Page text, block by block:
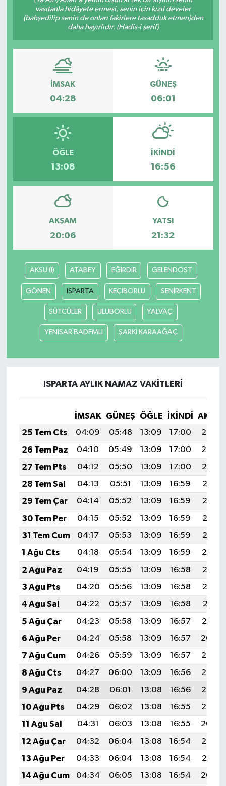
vasıtanla hidâyete ermesi, senin için kızıl develer
(bahşedilip senin de onları fakirlere tasadduk etmen)den
daha hayırlıdır. (Hadis-i şerif)
İMSAK
04:28
GÜNEŞ
06:01
ÖĞLE
13:08
İKINDI
16:56
AKŞAM
20:06
YATSI
21:32
AKSU (I) ATABEY EĞİRDİR GELENDOST
GÖNEN ISPARTA KEÇİBORLU SENİRKENT
SÜTCÜLER ULUBORLU YALVAÇ
YENİSAR BADEMLİ ŞARKİ KARAAĞAÇ
ISPARTA AYLIK NAMAZ VAKITLERI
İMSAK GÜNEŞ ÖĞLE İKINDI
25 Tem Cts
04:09 05:48 13:09 17:00
20:20
26 Tem Paz
04:10 05:49 13:09 17:00
20:20
27 Tem Pts
04:12 05:50 13:09 17:00
20:19
28 Tem Sal
04:13 05:51 13:09 16:59
20:18
29 Tem Çar
04:14 05:52 13:09 16:59
20:17
30 Tem Per
04:15 05:52 13:09 16:59
20:16
31 Tem Cum
04:17 05:53 13:09 16:59
20:15
1 Ağu Cts
04:18 05:54 13:09 16:59
20:14
2 Ağu Paz
04:19 05:55 13:09 16:58
20:13
3 Ağu Pts
04:20 05:56 13:09 16:58
20:12
4 Ağu Sal
04:22 05:57 13:09 16:58
20:11
5 Ağu Çar
04:23 05:58 13:09 16:57
20:10
6 Ağu Per
04:24 05:58 13:09 16:57
20:09
7 Ağu Cum
04:26 05:59 13:09 16:57
20:08
8 Ağu Cts
04:27 06:00 13:09 16:56
20:07
9 Ağu Paz
04:28 06:01 13:08 16:56
20:06
10 Ağu Pts
04:29 06:02 13:08 16:55
20:05
11 Ağu Sal
04:31 06:03 13:08 16:55
20:04
12 Ağu Çar
04:32 06:04 13:08 16:54
20:02
13 Ağu Per
04:33 06:04 13:08 16:54
20:01
14 Ağu Cum
04:34 06:05 13:08 16:54
20:00
Haberde İnsan
Magazin
Manşet Altı
Resmi İlan
Sağlık
SürManşet
Teknoloji
Yaşam
KAHRAMANMARAŞ